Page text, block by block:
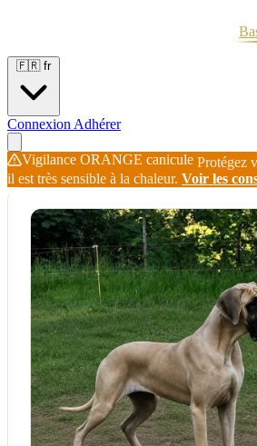
🇫🇷 fr
Connexion Adhérer
Vigilance ORANGE canicule Protégez
il est très sensible à la chaleur. Voir les